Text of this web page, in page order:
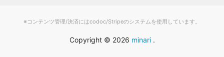
※コンテンツ管理/決済にはcodoc/Stripeのシステムを使用しています。
Copyright © 2026 minari.